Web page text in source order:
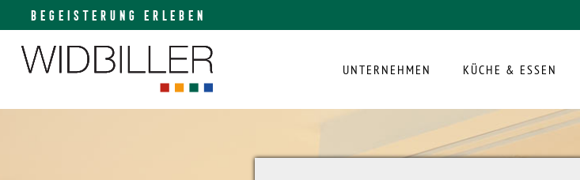
BEGEISTERUNG ERLEBEN
UNTERNEHMEN KÜCHE & ESSEN